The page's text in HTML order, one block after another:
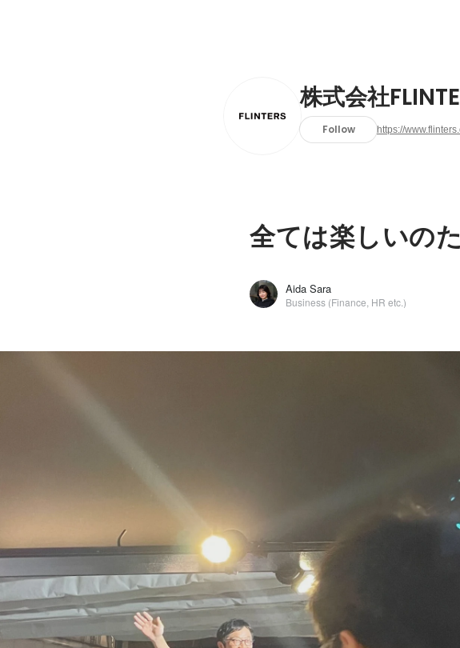
株式会社
Follow https://
全ては楽しいの
Aida Sara
Business (Finance, HR etc.)
Aida Sara
株式会社FLINTERS / Business (Finance, HR etc.)